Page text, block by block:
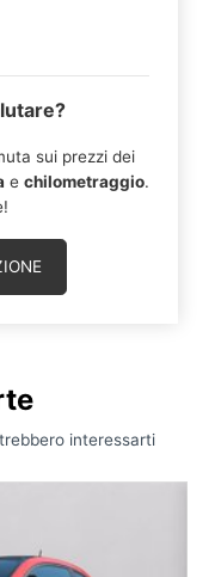
sui prezzi dei
e chilometraggio.
interessarti